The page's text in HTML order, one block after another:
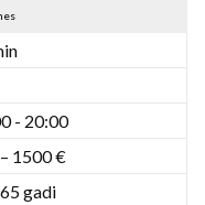
- 20:00
1500 €
gadi